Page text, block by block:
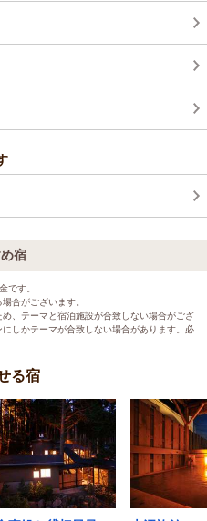
宿
です。
合がございます。
、テーマと宿泊施設が合致しない場合がござ
しかテーマが合致しない場合があります。必
る宿